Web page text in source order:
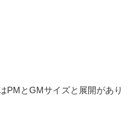
PMとGMサイズと展開があり